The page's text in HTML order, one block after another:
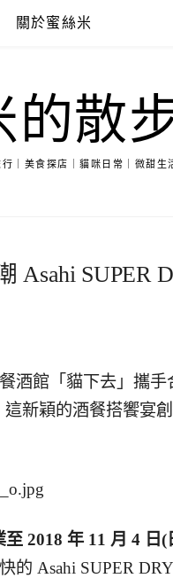
關於蜜絲米
的散
行｜美食探店｜貓咪日常｜微甜生
Asahi SUPER
酒館「貓下去」攜手
這新穎的酒餐搭饗宴
至 2018 年 11 月 4 日(
的 Asahi SUPER